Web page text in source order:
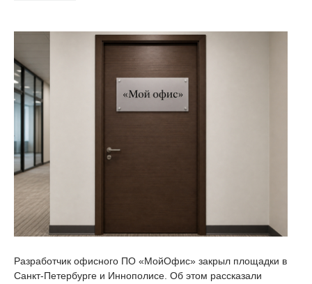
Разработчик офисного ПО «МойОфис» закрыл площадки в
Санкт-Петербурге и Иннополисе. Об этом рассказали